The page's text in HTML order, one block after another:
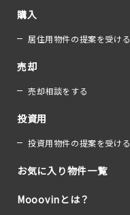
購入
居住用物件の提案を受ける
売却
売却相談をする
投資用
投資用物件の提案を受ける
お気に入り物件一覧
Mooovinとは？